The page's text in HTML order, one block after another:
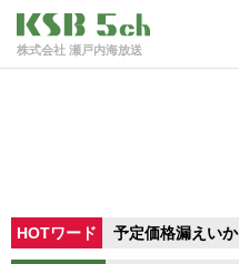
株式会社 瀬戸内海放送
HOTワード 予定価格漏えいか